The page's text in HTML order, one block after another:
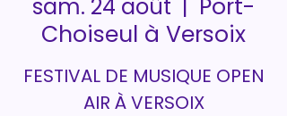
sam. 24 août
  |
Port-
Choiseul à Versoix
FESTIVAL DE MUSIQUE OPEN
AIR À VERSOIX